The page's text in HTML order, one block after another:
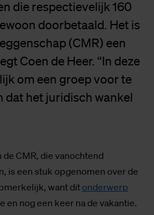
die respectievelijk 160
doorbetaald. Het is
(CMR) een
Coen de Heer. “In deze
om een groep voor te
dat het juridisch wankel
de CMR, die vanochtend
is een stuk opgenomen over de
want dit onderwerp
en nog een keer na de vakantie.